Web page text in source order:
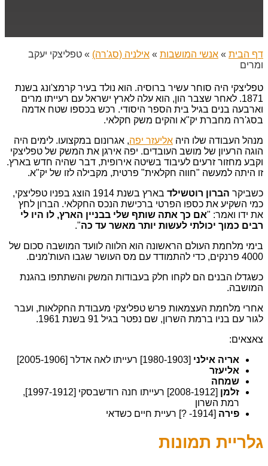
דף הבית » אנשי המושבות » אילניה (סג'רה) » טפליצקי יעקב
ומרים
טפליצקי היה סוחר עשיר ברוסיה. הוא נולד בעיר קרמצ'ונג בשנת
1871. לאחר שצבר הון, הוא עלה לארץ ישראל עם רעייתו מרים
וארבעה בנים בגיל בית הספר היסודי. רכש בכספו שטח אדמה
בסג'רה מחברת יק"א והקים משק חקלאי.
מנהל העבודה שלו היה אליעזר יפה, אגרונום במקצועו. לימים היה
הוגה הרעיון של מושב העובדים. יפה אירגן את המשק של טפליצקי
וקבע מחזור זרעים לעיבוד בשיטה אירופית, דבר שהיה חדש בארץ.
זו היתה למעשה "חווה חקלאית" פרטית, מקבילה לזו של יק"א.
כשביקר הברון רוטשילד
בארץ בשנת 1914 הוצג בפניו טפליצקי,
כמי השקיע את כספו הפרטי ברכישת הנכס החקלאי. הברון לחץ
את ידו ואמר: "אם כך אתה שותף שלי בבניין הארץ, לו היו לי
רבים כמוך יכולתי לעשות יותר מאשר עד כה".
בימי מלחמת העולם הראשונה הוא הלווה לוועד המושבה סכום של
4000 פרנקים, כדי להתמודד עם מס העושר שגבו העות'מנים.
כשגדלו הבנים הם לקחו חלק בעבודות המשק והשתתפו בהגנת
המושבה.
אחרי מלחמת העצמאות פרש טפליצקי מעבודת החקלאות, ועבר
לגור עם בניו ברמת השרון, שם נפטר בגיל 91 בשנת 1961.
צאצאים:
אריה אילני [1980-1903] רעייתו לאה אדלר [2005-1906]
אליעזר
שמחה
זלמן
[2008-1912] רעייתו חנה רודשבסקי [1997-1912],
רמת השרון
פירה [1914- ?] רעיית חיים כשדאי
גלריית תמונות